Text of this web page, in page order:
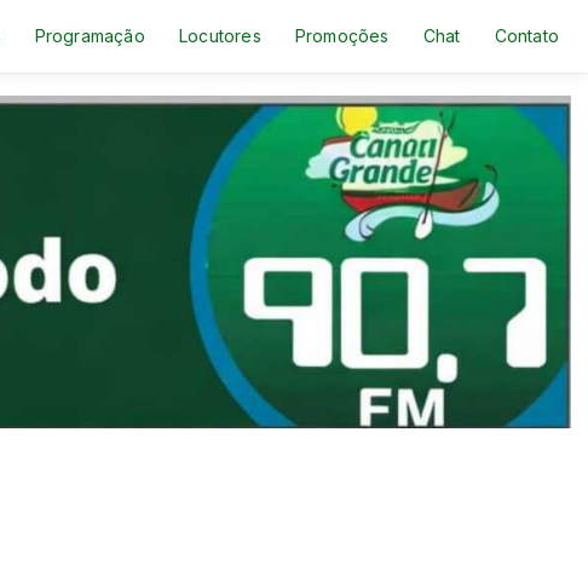
Programação Locutores Promoções Chat Contato